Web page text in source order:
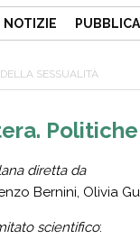
NOTIZIE
SESSUALITÀ
diretta da
Bernini, Olivia
scientifico: